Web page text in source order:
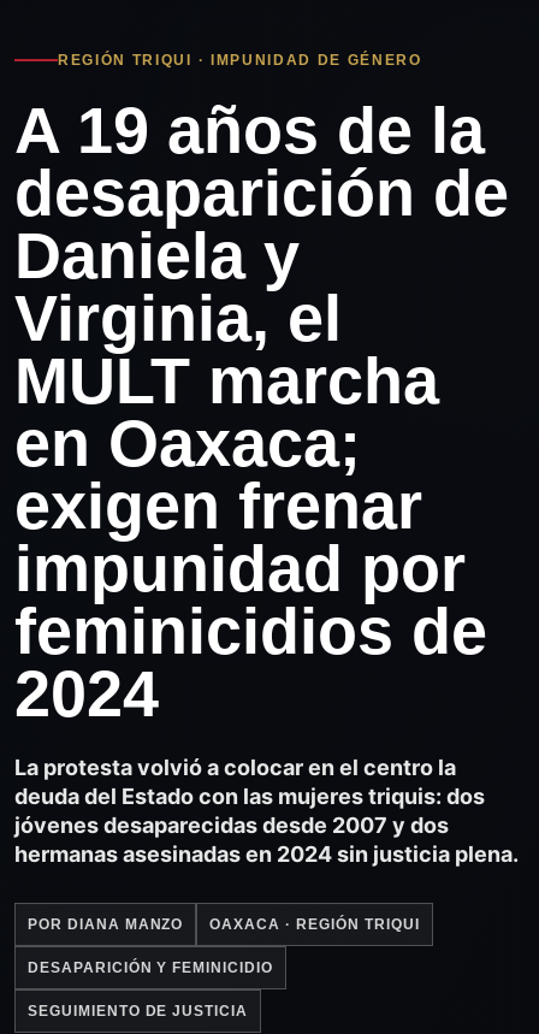
REGIÓN TRIQUI · IMPUNIDAD DE GÉNERO
A 19 años de la
desaparición de
Daniela y
Virginia, el
MULT marcha
en Oaxaca;
exigen frenar
impunidad por
feminicidios de
2024
La protesta volvió a colocar en el centro la
deuda del Estado con las mujeres triquis: dos
jóvenes desaparecidas desde 2007 y dos
hermanas asesinadas en 2024 sin justicia plena.
POR DIANA MANZO OAXACA · REGIÓN TRIQUI
DESAPARICIÓN Y FEMINICIDIO
SEGUIMIENTO DE JUSTICIA